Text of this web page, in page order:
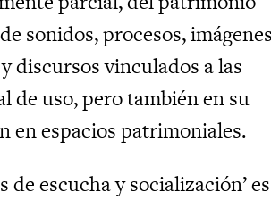
sonidos, procesos,
discursos vinculados a las
de uso, pero también en su
en espacios patrimoniales.
escucha y socialización’